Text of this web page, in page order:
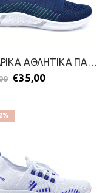
ΑΝΔΡΙΚΑ ΑΘΛΗΤΙΚΑ ΠΑΠΟΥΤΣΙΑ-CANGURO-2299-0390-ΜΠΛΕ
€35,00